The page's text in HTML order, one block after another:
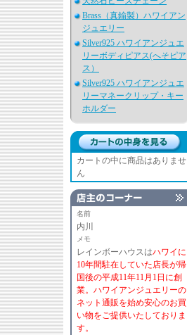
Brass（真鍮製）ハワイアン
ジュエリー
Silver925 ハワイアンジュエ
リーボディピアス(へそピア
ス）
Silver925 ハワイアンジュエ
リーマネークリップ・キー
ホルダー
カートの中に商品はありませ
ん
名前
内川
メモ
レインボーハウスはハワイに
10年間駐在していた店長が帰
国後の平成11年11月1日に創
業。ハワイアンジュエリーの
ネット通販を始め安心のお買
い物をご提供いたしておりま
す。